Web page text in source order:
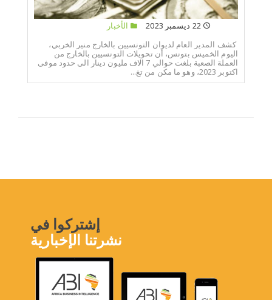
22 ديسمبر 2023
الأخبار
كشف المدير العام لديوان التونسيين بالخارج منير الخربي،
اليوم الخميس بتونس، أن تحويلات التونسيين بالخارج من
العملة الصعبة بلغت حوالي 7 الاف مليون دينار الى حدود موفى
اكتوبر 2023، وهو ما مكن من تغ...
إشتركوا في
نشرتنا الإخبارية